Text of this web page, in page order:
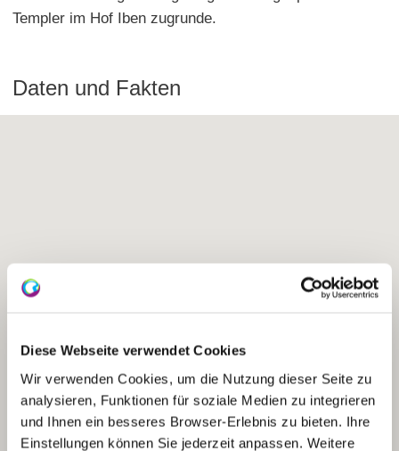
Diese Webseite verwendet Cookies
Wir verwenden Cookies, um die Nutzung dieser Seite zu
analysieren, Funktionen für soziale Medien zu integrieren
und Ihnen ein besseres Browser-Erlebnis zu bieten. Ihre
Einstellungen können Sie jederzeit anpassen. Weitere
Templer im Hof Iben zugrunde.
Daten und Fakten